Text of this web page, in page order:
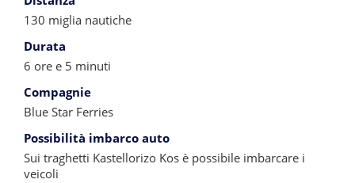
130 miglia nautiche
Durata
6 ore e 5 minuti
Compagnie
Blue Star Ferries
Possibilità imbarco auto
Sui traghetti Kastellorizo Kos è possibile imbarcare i
veicoli